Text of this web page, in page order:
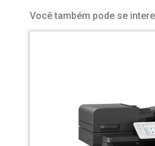
Você também pode se